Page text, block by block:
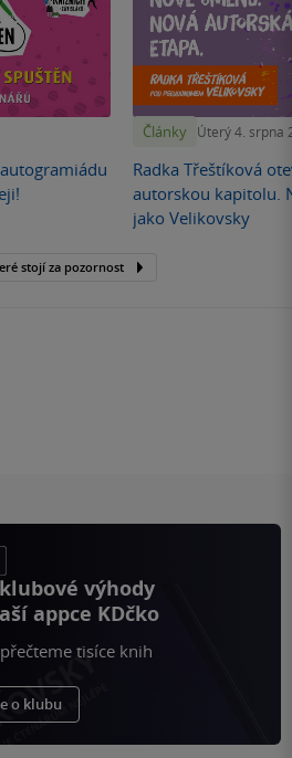
Články Úterý 4. srpna
Radka Třeštíková
autorskou kapitolu.
jako Velikovsky
stojí za pozornost
výhody
appce KDčko
tisíce knih
o klubu